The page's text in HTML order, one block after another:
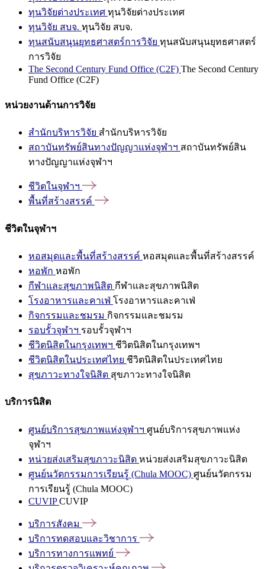
ทุนวิจัยต่างประเทศ ทุนวิจัยต่างประเทศ
ทุนวิจัย สบจ. ทุนวิจัย สบจ.
ทุนสนับสนุนยุทธศาสตร์การวิจัย ทุนสนับสนุนยุทธศาสตร์
การวิจัย
The Second Century Fund Office (C2F) The Second Century
Fund Office (C2F)
หน่วยงานด้านการวิจัย
สำนักบริหารวิจัย สำนักบริหารวิจัย
สถาบันทรัพย์สินทางปัญญาแห่งจุฬาฯ สถาบันทรัพย์สิน
ทางปัญญาแห่งจุฬาฯ
ชีวิตในจุฬาฯ
พื้นที่สร้างสรรค์
ชีวิตในจุฬาฯ
หอสมุดและพื้นที่สร้างสรรค์ หอสมุดและพื้นที่สร้างสรรค์
หอพัก หอพัก
กีฬาและสุขภาพนิสิต กีฬาและสุขภาพนิสิต
โรงอาหารและคาเฟ่ โรงอาหารและคาเฟ่
กิจกรรมและชมรม กิจกรรมและชมรม
รอบรั้วจุฬาฯ รอบรั้วจุฬาฯ
ชีวิตนิสิตในกรุงเทพฯ ชีวิตนิสิตในกรุงเทพฯ
ชีวิตนิสิตในประเทศไทย ชีวิตนิสิตในประเทศไทย
สุขภาวะทางใจนิสิต สุขภาวะทางใจนิสิต
บริการนิสิต
ศูนย์บริการสุขภาพแห่งจุฬาฯ ศูนย์บริการสุขภาพแห่ง
จุฬาฯ
หน่วยส่งเสริมสุขภาวะนิสิต หน่วยส่งเสริมสุขภาวะนิสิต
ศูนย์นวัตกรรมการเรียนรู้ (Chula MOOC) ศูนย์นวัตกรรม
การเรียนรู้ (Chula MOOC)
CUVIPCUVIP
บริการสังคม
บริการทดสอบและวิชาการ
บริการทางการแพทย์